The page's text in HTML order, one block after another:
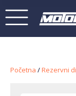
Početna /Rezervni